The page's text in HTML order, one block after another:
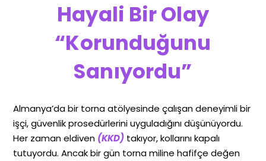
Hayali Bir Olay
“Korunduğunu
Sanıyordu”
Almanya’da bir torna atölyesinde çalışan deneyimli bir
işçi, güvenlik prosedürlerini uyguladığını düşünüyordu.
Her zaman eldiven (KKD) takıyor, kollarını kapalı
tutuyordu. Ancak bir gün torna miline hafifçe değen